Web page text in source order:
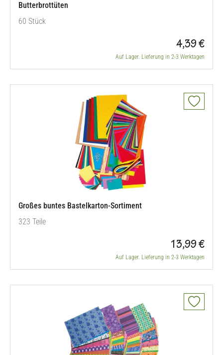
Butterbrottüten
60 Stück
4,39 €
Auf Lager. Lieferung in 2-3 Werktagen
Großes buntes Bastelkarton-Sortiment
323 Teile
13,99 €
Auf Lager. Lieferung in 2-3 Werktagen